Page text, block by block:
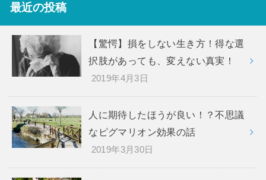
最近の投稿
【驚愕】損をしない生き方！得な選
択肢があっても、変えない真実！
2019年4月3日
人に期待したほうが良い！？不思議
なピグマリオン効果の話
2019年3月30日